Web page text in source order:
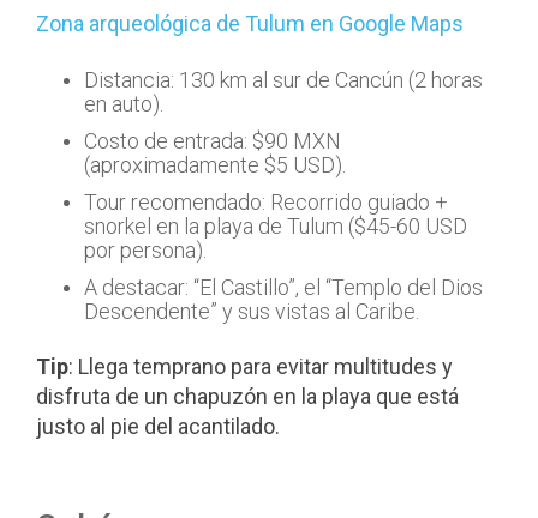
Zona arqueológica de Tulum en Google Maps
Distancia: 130 km al sur de Cancún (2 horas
en auto).
Costo de entrada: $90 MXN
(aproximadamente $5 USD).
Tour recomendado: Recorrido guiado +
snorkel en la playa de Tulum ($45-60 USD
por persona).
A destacar: “El Castillo”, el “Templo del Dios
Descendente” y sus vistas al Caribe.
Tip: Llega temprano para evitar multitudes y
disfruta de un chapuzón en la playa que está
justo al pie del acantilado.